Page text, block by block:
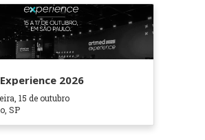
2026
15 de outubro
SP